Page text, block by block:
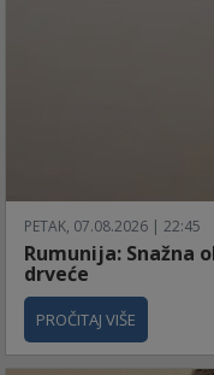
PETAK, 07.08.2026 | 22:45
Rumunija: Snažna
drveće
PROČITAJ VIŠE